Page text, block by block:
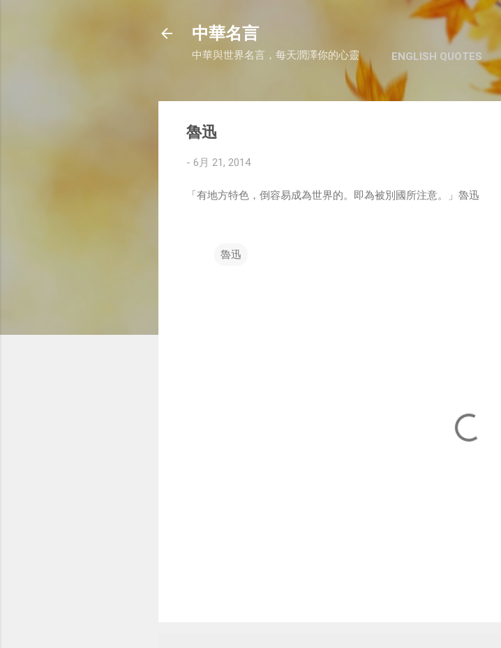
跳至主要內容
中華名言
中華與世界名言，每天潤澤你的心靈 ENGLISH QUOTES
魯迅
- 6月 21, 2014
「有地方特色，倒容易成為世界的。即為被別國所注意。」魯迅
魯迅